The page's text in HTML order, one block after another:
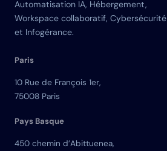
Automatisation IA, Hébergement,
Workspace collaboratif, Cybersécurité
et Infogérance.
Paris
10 Rue de François 1er,
75008 Paris
Pays Basque
450 chemin d’Abittuenea,